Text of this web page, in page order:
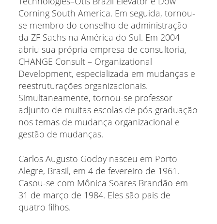
Corning South America. Em seguida, tornou-
se membro do conselho de administração
da ZF Sachs na América do Sul. Em 2004
abriu sua própria empresa de consultoria,
CHANGE Consult – Organizational
Development, especializada em mudanças e
reestruturações organizacionais.
Simultaneamente, tornou-se professor
adjunto de muitas escolas de pós-graduação
nos temas de mudança organizacional e
gestão de mudanças.
Carlos Augusto Godoy nasceu em Porto
Alegre, Brasil, em 4 de fevereiro de 1961.
Casou-se com Mônica Soares Brandão em
31 de março de 1984. Eles são pais de
quatro filhos.